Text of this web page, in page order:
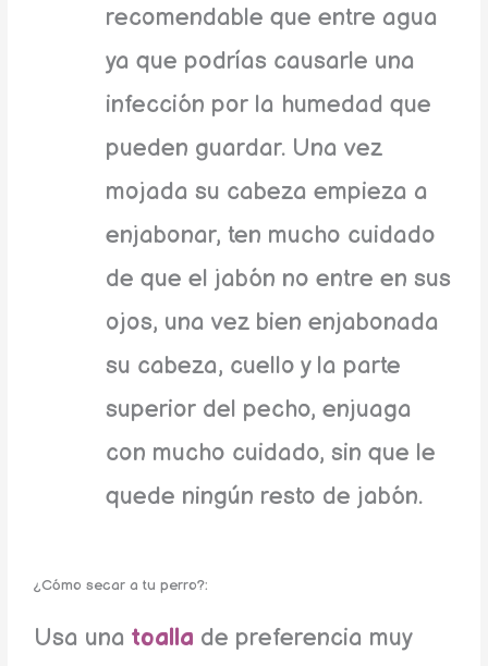
recomendable que entre agua
ya que podrías causarle una
infección por la humedad que
pueden guardar. Una vez
mojada su cabeza empieza a
enjabonar, ten mucho cuidado
de que el jabón no entre en sus
ojos, una vez bien enjabonada
su cabeza, cuello y la parte
superior del pecho, enjuaga
con mucho cuidado, sin que le
quede ningún resto de jabón.
¿Cómo secar a tu perro?:
Usa una toalla de preferencia muy